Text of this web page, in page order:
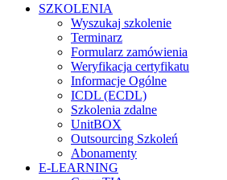
SZKOLENIA
Wyszukaj szkolenie
Terminarz
Formularz zamówienia
Weryfikacja certyfikatu
Informacje Ogólne
ICDL (ECDL)
Szkolenia zdalne
UnitBOX
Outsourcing Szkoleń
Abonamenty
E-LEARNING